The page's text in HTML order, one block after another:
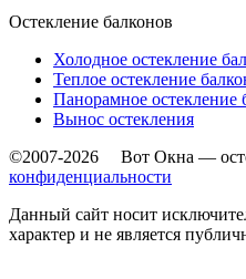
Остекление балконов
Холодное остекление
Теплое остекление
Панорамное остекление
Вынос остекления
©2007-2026 Вот Окна —
конфиденциальности
Данный сайт носит
характер и не является